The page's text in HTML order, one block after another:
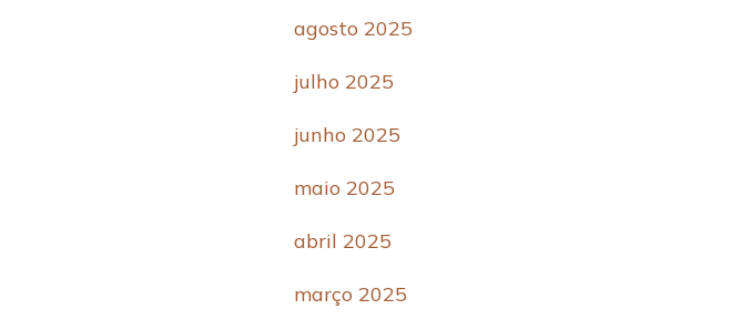
agosto 2025
julho 2025
junho 2025
maio 2025
abril 2025
março 2025